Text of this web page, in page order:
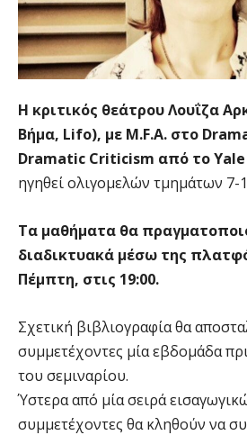
Η κριτικός θεάτρου Λουΐζα
Βήμα, Lifo), με M.F.A. στο
Dramatic Criticism από το
ηγηθεί ολιγομελών τμημάτων 7-
Τα μαθήματα θα
διαδικτυακά μέσω της
Πέμπτη, στις 19:00.
Σχετική βιβλιογραφία θα
συμμετέχοντες μία εβδομάδα
του σεμιναρίου.
Ύστερα από μία σειρά
συμμετέχοντες θα κληθούν να